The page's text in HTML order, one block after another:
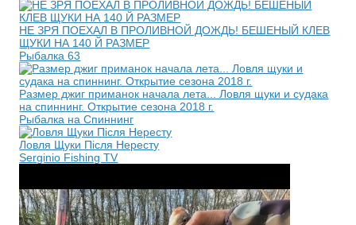
НЕ ЗРЯ ПОЕХАЛ В ПРОЛИВНОЙ ДОЖДЬ! БЕШЕНЫЙ КЛЕВ
ЩУКИ НА 140 Й РАЗМЕР
Рыбалка 63
Размер джиг приманок начала лета... Ловля щуки и судака
на спиннинг. Открытие сезона 2018 г.
Рыбалка на Спиннинг
Ловля Щуки Після Нересту
Serginio Fishing TV